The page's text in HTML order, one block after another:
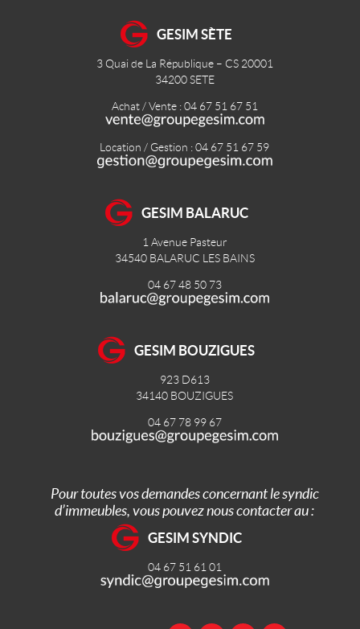
GESIM SÈTE
3 Quai de La République – CS 20001
34200SETE
Achat / Vente : 04 67 51 67 51
Location / Gestion : 04 67 51 67 59
GESIM BALARUC
1 Avenue Pasteur
34540 BALARUC LES BAINS
04 67 48 50 73
GESIM BOUZIGUES
923 D613
34140 BOUZIGUES
04 67 78 99 67
Pour toutes vos demandes concernant le syndic
d’immeubles, vous pouvez nous contacter au :
GESIM SYNDIC
04 67 51 61 01